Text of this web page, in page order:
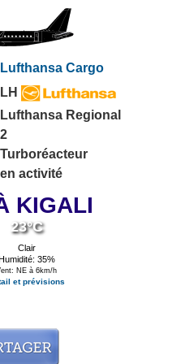
Lufthansa Cargo
LH
Lufthansa Regional
2
Turboréacteur
en activité
KIGALI
23°C
Clair
35%
NE à 6km/h
et prévisions